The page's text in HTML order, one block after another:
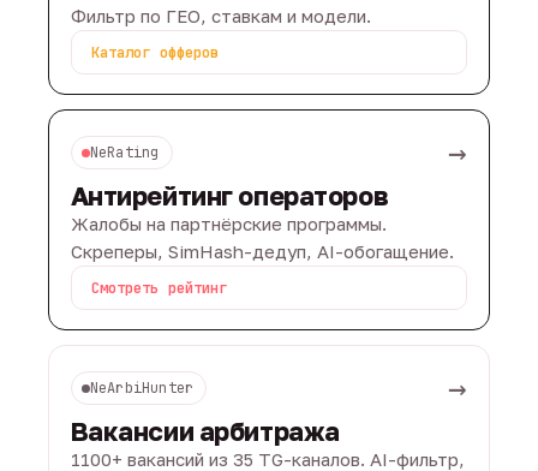
Фильтр по ГЕО, ставкам и модели.
Каталог офферов
NeRating →
Антирейтинг операторов
Жалобы на партнёрские программы.
Скреперы, SimHash-дедуп, AI-обогащение.
Смотреть рейтинг
NeArbiHunter →
Вакансии арбитража
1100+ вакансий из 35 TG-каналов. AI-фильтр,